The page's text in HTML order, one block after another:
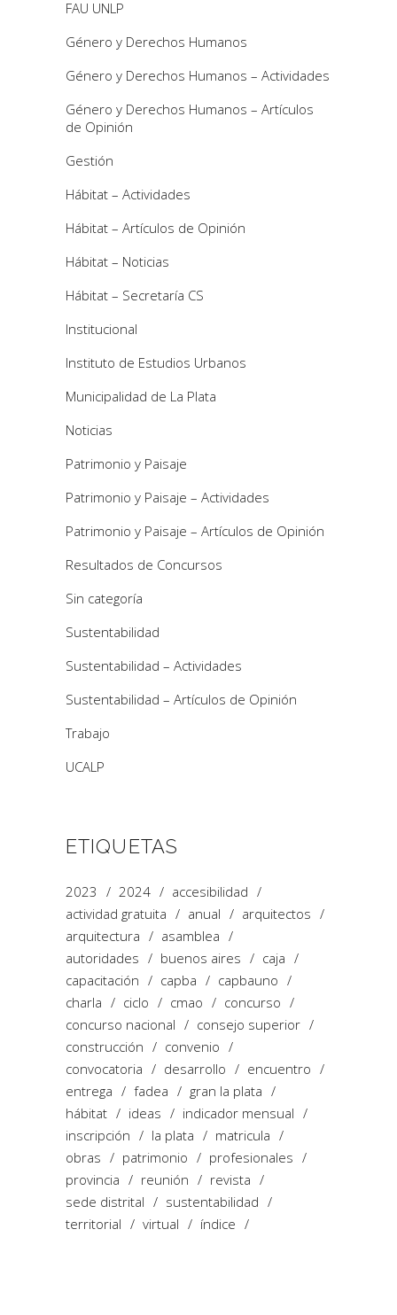
FAU UNLP
Género y Derechos Humanos
Género y Derechos Humanos – Actividades
Género y Derechos Humanos – Artículos
de Opinión
Gestión
Hábitat – Actividades
Hábitat – Artículos de Opinión
Hábitat – Noticias
Hábitat – Secretaría CS
Institucional
Instituto de Estudios Urbanos
Municipalidad de La Plata
Noticias
Patrimonio y Paisaje
Patrimonio y Paisaje – Actividades
Patrimonio y Paisaje – Artículos de Opinión
Resultados de Concursos
Sin categoría
Sustentabilidad
Sustentabilidad – Actividades
Sustentabilidad – Artículos de Opinión
Trabajo
UCALP
ETIQUETAS
2023 2024
accesibilidad
actividad gratuita
anual
arquitectos
arquitectura
asamblea
autoridades
buenos aires
caja
capacitación
capba
capbauno
charla
ciclo cmao
concurso
concurso nacional
consejo superior
construcción
convenio
convocatoria
desarrollo
encuentro
entrega
fadea
gran la plata
hábitat
ideas
indicador mensual
inscripción
la plata
matricula
obras
patrimonio
profesionales
provincia
reunión
revista
sede distrital
sustentabilidad
territorial
virtual índice